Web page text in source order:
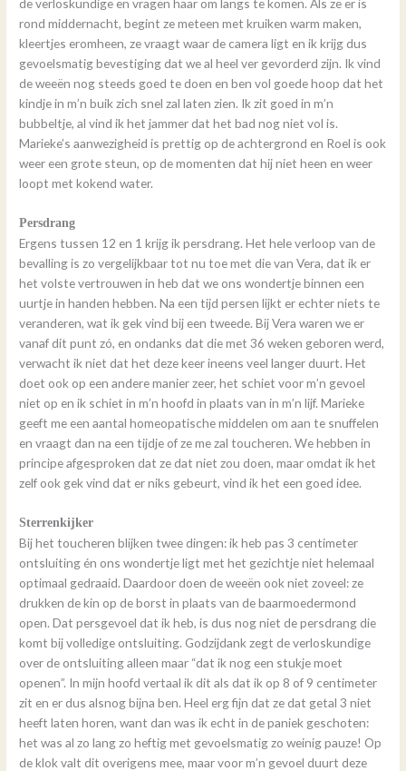
rond middernacht, begint ze meteen met kruiken warm maken,
kleertjes eromheen, ze vraagt waar de camera ligt en ik krijg dus
gevoelsmatig bevestiging dat we al heel ver gevorderd zijn. Ik vind
de weeën nog steeds goed te doen en ben vol goede hoop dat het
kindje in m’n buik zich snel zal laten zien. Ik zit goed in m’n
bubbeltje, al vind ik het jammer dat het bad nog niet vol is.
Marieke’s aanwezigheid is prettig op de achtergrond en Roel is ook
weer een grote steun, op de momenten dat hij niet heen en weer
loopt met kokend water.
Persdrang
Ergens tussen 12 en 1 krijg ik persdrang. Het hele verloop van de
bevalling is zo vergelijkbaar tot nu toe met die van Vera, dat ik er
het volste vertrouwen in heb dat we ons wondertje binnen een
uurtje in handen hebben. Na een tijd persen lijkt er echter niets te
veranderen, wat ik gek vind bij een tweede. Bij Vera waren we er
vanaf dit punt zó, en ondanks dat die met 36 weken geboren werd,
verwacht ik niet dat het deze keer ineens veel langer duurt. Het
doet ook op een andere manier zeer, het schiet voor m’n gevoel
niet op en ik schiet in m’n hoofd in plaats van in m’n lijf. Marieke
geeft me een aantal homeopatische middelen om aan te snuffelen
en vraagt dan na een tijdje of ze me zal toucheren. We hebben in
principe afgesproken dat ze dat niet zou doen, maar omdat ik het
zelf ook gek vind dat er niks gebeurt, vind ik het een goed idee.
Sterrenkijker
Bij het toucheren blijken twee dingen: ik heb pas 3 centimeter
ontsluiting én ons wondertje ligt met het gezichtje niet helemaal
optimaal gedraaid. Daardoor doen de weeën ook niet zoveel: ze
drukken de kin op de borst in plaats van de baarmoedermond
open. Dat persgevoel dat ik heb, is dus nog niet de persdrang die
komt bij volledige ontsluiting. Godzijdank zegt de verloskundige
over de ontsluiting alleen maar “dat ik nog een stukje moet
openen”. In mijn hoofd vertaal ik dit als dat ik op 8 of 9 centimeter
zit en er dus alsnog bijna ben. Heel erg fijn dat ze dat getal 3 niet
heeft laten horen, want dan was ik echt in de paniek geschoten:
het was al zo lang zo heftig met gevoelsmatig zo weinig pauze! Op
de klok valt dit overigens mee, maar voor m’n gevoel duurt deze